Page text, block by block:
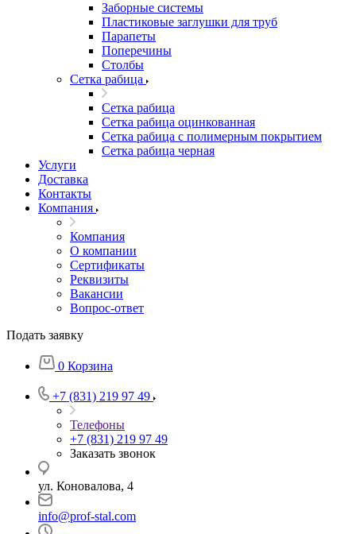
Заборные системы
Пластиковые заглушки для труб
Парапеты
Поперечины
Столбы
Сетка рабица
Сетка рабица
Сетка рабица оцинкованная
Сетка рабица с полимерным покрытием
Сетка рабица черная
Услуги
Доставка
Контакты
Компания
Компания
О компании
Сертификаты
Реквизиты
Вакансии
Вопрос-ответ
Подать заявку
0 Корзина
+7 (831) 219 97 49
Телефоны
+7 (831) 219 97 49
Заказать звонок
ул. Коновалова, 4
info@prof-stal.com